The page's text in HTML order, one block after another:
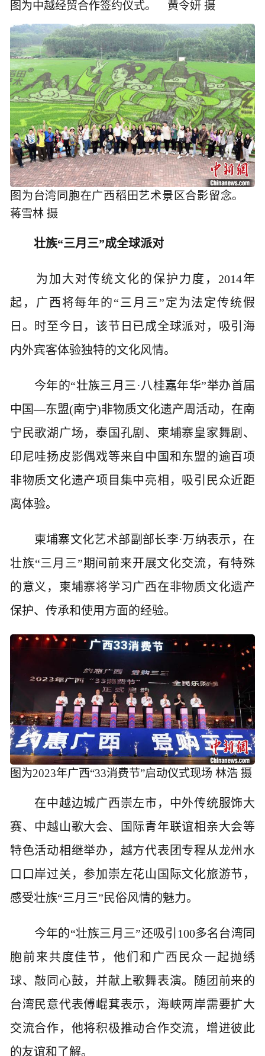
图为中越经贸合作签约仪式。 黄令妍 摄
图为台湾同胞在广西稻田艺术景区合影留念。
蒋雪林 摄
壮族“三月三”成全球派对
为加大对传统文化的保护力度，2014年
起，广西将每年的“三月三”定为法定传统假
日。时至今日，该节日已成全球派对，吸引海
内外宾客体验独特的文化风情。
今年的“壮族三月三·八桂嘉年华”举办首届
中国—东盟(南宁)非物质文化遗产周活动，在南
宁民歌湖广场，泰国孔剧、柬埔寨皇家舞剧、
印尼哇扬皮影偶戏等来自中国和东盟的逾百项
非物质文化遗产项目集中亮相，吸引民众近距
离体验。
柬埔寨文化艺术部副部长李·万纳表示，在
壮族“三月三”期间前来开展文化交流，有特殊
的意义，柬埔寨将学习广西在非物质文化遗产
保护、传承和使用方面的经验。
图为2023年广西“33消费节”启动仪式现场 林浩 摄
在中越边城广西崇左市，中外传统服饰大
赛、中越山歌大会、国际青年联谊相亲大会等
特色活动相继举办，越方代表团专程从龙州水
口口岸过关，参加崇左花山国际文化旅游节，
感受壮族“三月三”民俗风情的魅力。
今年的“壮族三月三”还吸引100多名台湾同
胞前来共度佳节，他们和广西民众一起抛绣
球、敲同心鼓，并献上歌舞表演。随团前来的
台湾民意代表傅崐萁表示，海峡两岸需要扩大
交流合作，他将积极推动合作交流，增进彼此
的友谊和了解。